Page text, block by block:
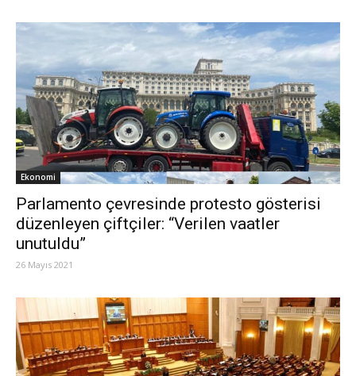
Ekonomi
Parlamento çevresinde protesto gösterisi
düzenleyen çiftçiler: “Verilen vaatler
unutuldu”
26 Mayıs 2021